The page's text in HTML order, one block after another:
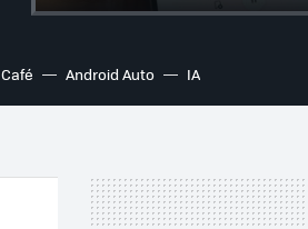
Café Android Auto IA